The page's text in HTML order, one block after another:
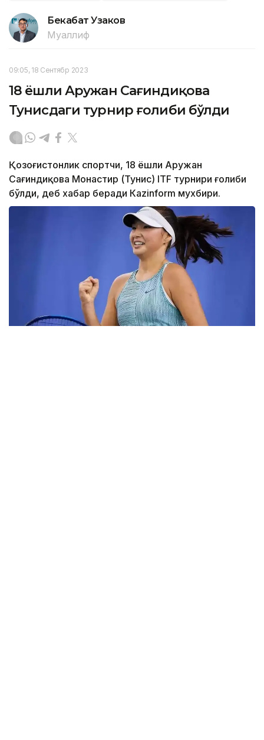
Бекабат Узаков
Муаллиф
09:05, 18 Сентябр 2023
18 ёшли Аружан Сағиндиқова
Тунисдаги турнир ғолиби бўлди
Қозоғистонлик спортчи, 18 ёшли Аружан
Сағиндиқова Монастир (Тунис) ITF турнири ғолиби
бўлди, деб хабар беради Каzinform мухбири.